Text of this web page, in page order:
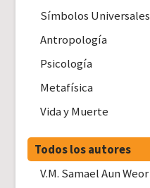
Símbolos Universales
Antropología
Psicología
Metafísica
Vida y Muerte
Todos los autores
V.M. Samael Aun Weor